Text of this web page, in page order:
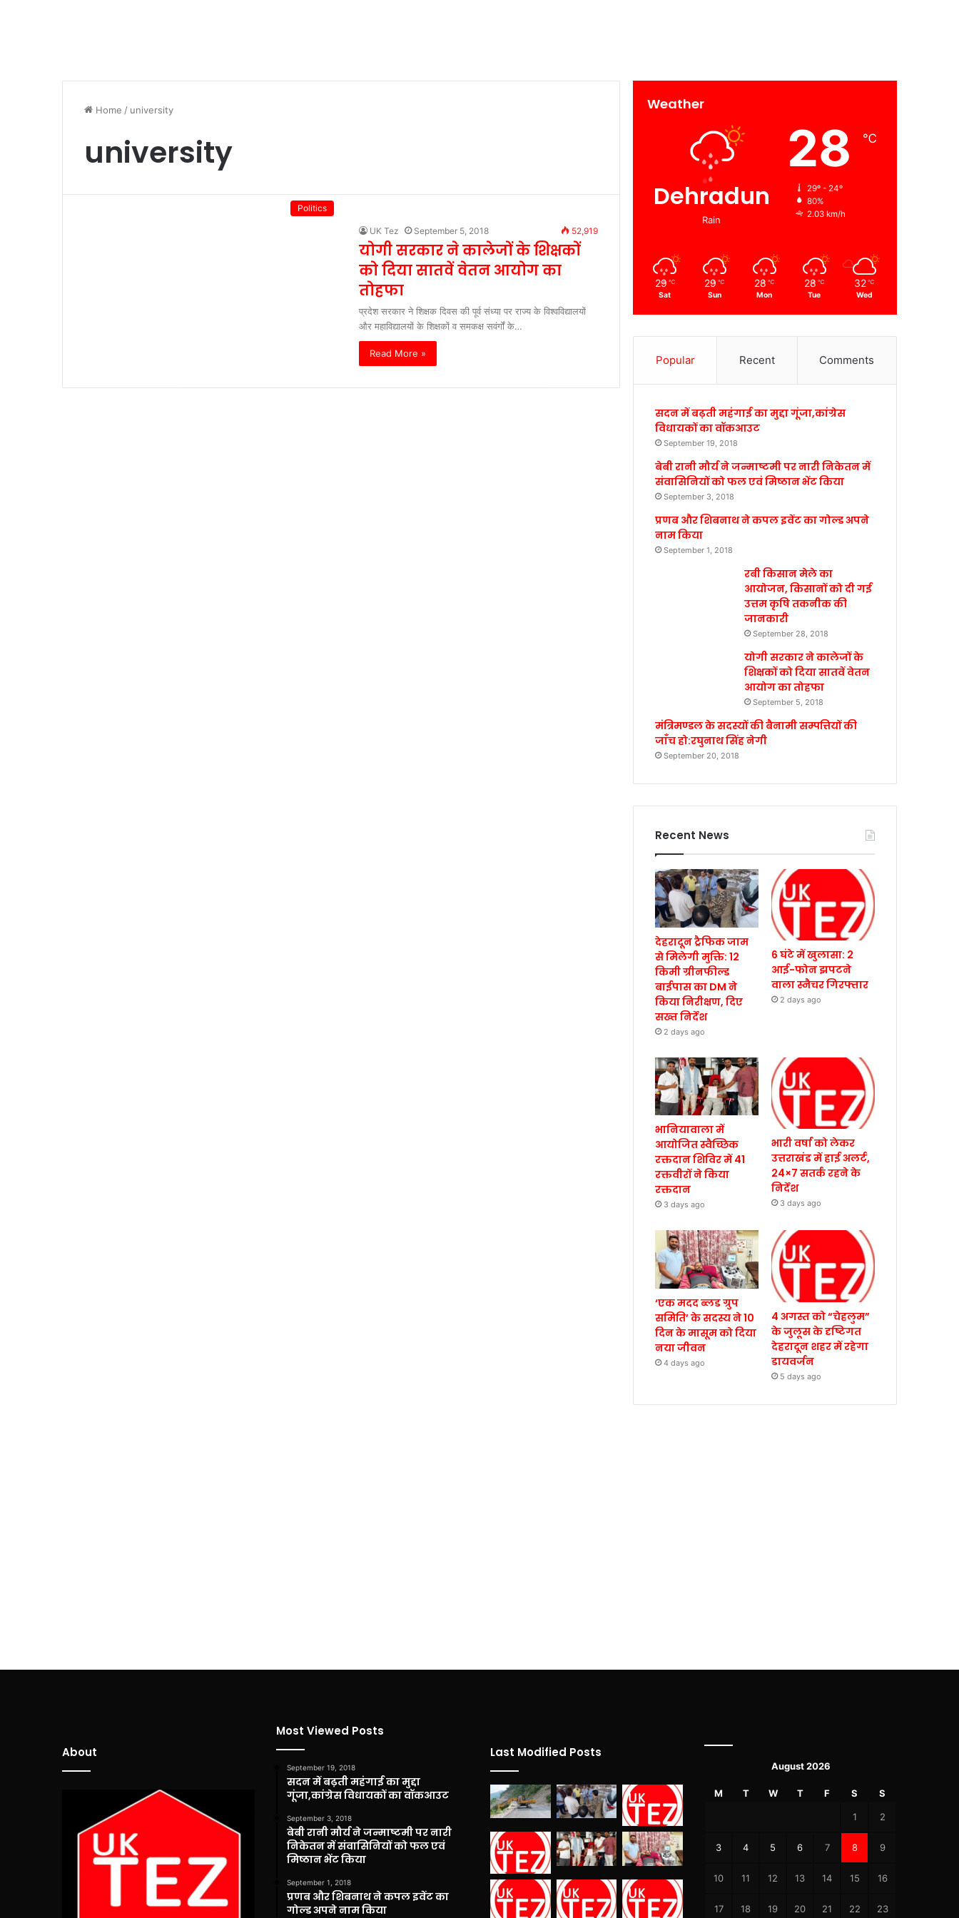
Home / university
university
Politics
UK Tez September 5, 2018 52,919
योगी सरकार ने कालेजों के शिक्षकों
को दिया सातवें वेतन आयोग का
तोहफा
प्रदेश सरकार ने शिक्षक दिवस की पूर्व संध्या पर राज्य के विश्वविद्यालयों
और महाविद्यालयों के शिक्षकों व समकक्ष सवंर्गों के…
Read More »
Weather
Dehradun
Rain
28 ℃
29º - 24º
80%
2.03 km/h
29 ℃
Sat
29 ℃
Sun
28 ℃
Mon
28 ℃
Tue
32 ℃
Wed
Popular Recent Comments
सदन में बढ़ती महंगाई का मुद्दा गूंजा,कांग्रेस
विधायकों का वॉकआउट
September 19, 2018
बेबी रानी मौर्य ने जन्माष्टमी पर नारी निकेतन में
संवासिनियों को फल एवं मिष्ठान भेंट किया
September 3, 2018
प्रणब और शिबनाथ ने कपल इवेंट का गोल्ड अपने
नाम किया
September 1, 2018
रबी किसान मेले का
आयोजन, किसानों को दी गई
उत्तम कृषि तकनीक की
जानकारी
September 28, 2018
योगी सरकार ने कालेजों के
शिक्षकों को दिया सातवें वेतन
आयोग का तोहफा
September 5, 2018
मंत्रिमण्डल के सदस्यों की बैनामी सम्पत्तियों की
जाँच हो:रघुनाथ सिंह नेगी
September 20, 2018
Recent News
देहरादून ट्रैफिक जाम
से मिलेगी मुक्ति: 12
किमी ग्रीनफील्ड
बाईपास का DM ने
किया निरीक्षण, दिए
सख्त निर्देश
2 days ago
6 घंटे में खुलासा: 2
आई-फोन झपटने
वाला स्नैचर गिरफ्तार
2 days ago
भानियावाला में
आयोजित स्वैच्छिक
रक्तदान शिविर में 41
रक्तवीरों ने किया
रक्तदान
3 days ago
भारी वर्षा को लेकर
उत्तराखंड में हाई अलर्ट,
24×7 सतर्क रहने के
निर्देश
3 days ago
‘एक मदद ब्लड ग्रुप
समिति’ के सदस्य ने 10
दिन के मासूम को दिया
नया जीवन
4 days ago
4 अगस्त को “चेहलुम”
के जुलूस के दृष्टिगत
देहरादून शहर में रहेगा
डायवर्जन
5 days ago
About
Most Viewed Posts
September 19, 2018
सदन में बढ़ती महंगाई का मुद्दा
गूंजा,कांग्रेस विधायकों का वॉकआउट
September 3, 2018
बेबी रानी मौर्य ने जन्माष्टमी पर नारी
निकेतन में संवासिनियों को फल एवं
मिष्ठान भेंट किया
September 1, 2018
प्रणब और शिबनाथ ने कपल इवेंट का
गोल्ड अपने नाम किया
Last Modified Posts
August 2026
M T W T F S S
1 2
3 4 5 6 7 8 9
10 11 12 13 14 15 16
17 18 19 20 21 22 23